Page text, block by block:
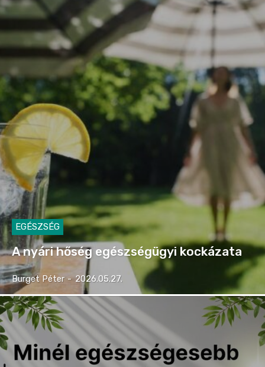
EGÉSZSÉG
A nyári hőség egészségügyi kockázata
Burget Péter - 2026.05.27.